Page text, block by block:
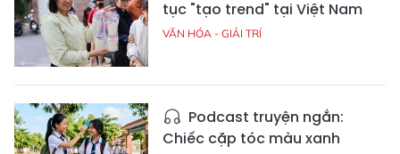
tục "tạo trend" tại Việt Nam
VĂN HÓA - GIẢI TRÍ
Podcast truyện ngắn:
Chiếc cặp tóc màu xanh